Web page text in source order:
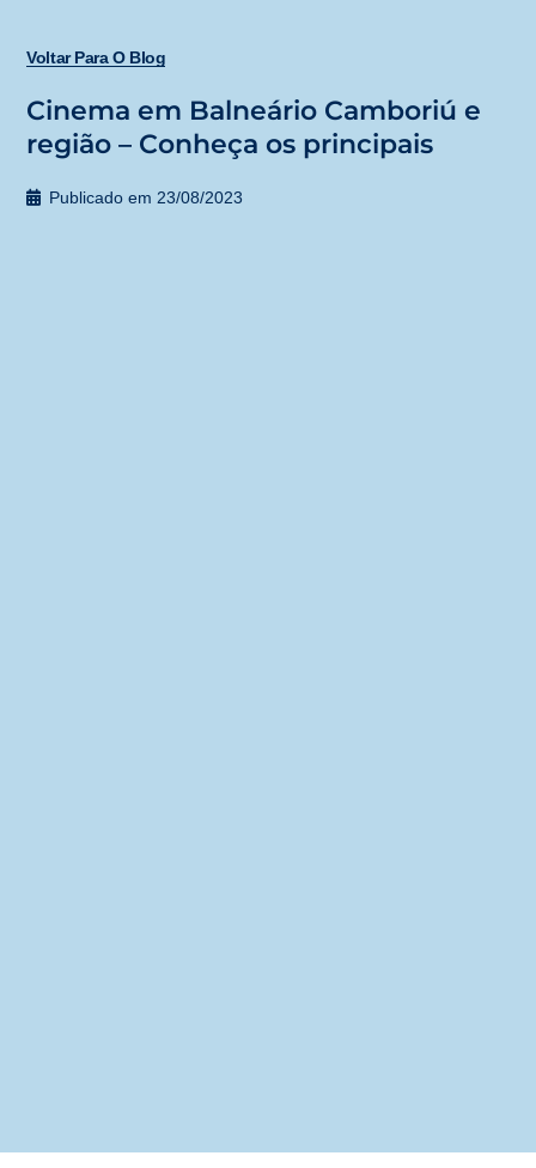
Voltar Para O Blog
Cinema em Balneário Camboriú e
região – Conheça os principais
Publicado em 23/08/2023